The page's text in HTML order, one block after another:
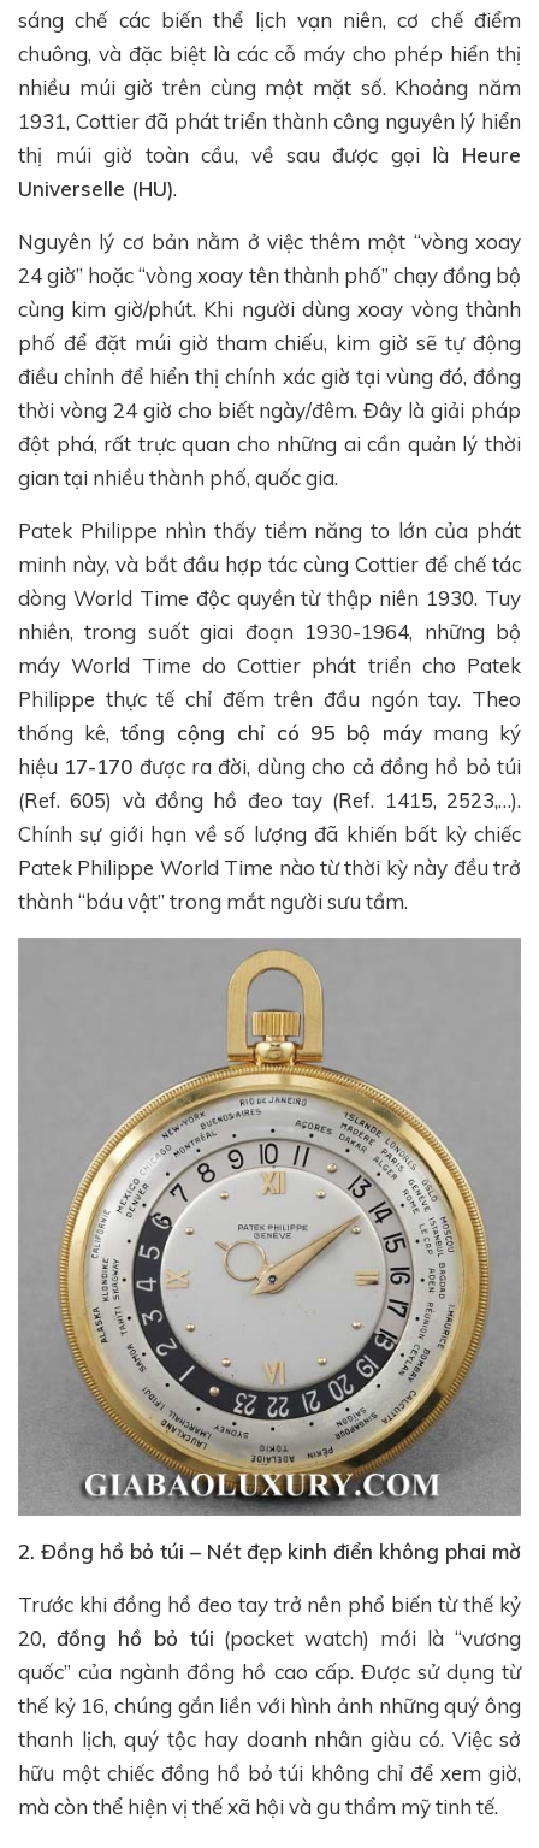
sáng chế các biến thể lịch vạn niên, cơ chế điểm
chuông, và đặc biệt là các cỗ máy cho phép hiển thị
nhiều múi giờ trên cùng một mặt số. Khoảng năm
1931, Cottier đã phát triển thành công nguyên lý hiển
thị múi giờ toàn cầu, về sau được gọi là Heure
Universelle (HU).
Nguyên lý cơ bản nằm ở việc thêm một “vòng xoay
24 giờ” hoặc “vòng xoay tên thành phố” chạy đồng bộ
cùng kim giờ/phút. Khi người dùng xoay vòng thành
phố để đặt múi giờ tham chiếu, kim giờ sẽ tự động
điều chỉnh để hiển thị chính xác giờ tại vùng đó, đồng
thời vòng 24 giờ cho biết ngày/đêm. Đây là giải pháp
đột phá, rất trực quan cho những ai cần quản lý thời
gian tại nhiều thành phố, quốc gia.
Patek Philippe nhìn thấy tiềm năng to lớn của phát
minh này, và bắt đầu hợp tác cùng Cottier để chế tác
dòng World Time độc quyền từ thập niên 1930. Tuy
nhiên, trong suốt giai đoạn 1930-1964, những bộ
máy World Time do Cottier phát triển cho Patek
Philippe thực tế chỉ đếm trên đầu ngón tay. Theo
thống kê, tổng cộng chỉ có 95 bộ máy mang ký
hiệu 17-170 được ra đời, dùng cho cả đồng hồ bỏ túi
(Ref. 605) và đồng hồ đeo tay (Ref. 1415, 2523,…).
Chính sự giới hạn về số lượng đã khiến bất kỳ chiếc
Patek Philippe World Time nào từ thời kỳ này đều trở
thành “báu vật” trong mắt người sưu tầm.
2. Đồng hồ bỏ túi – Nét đẹp kinh điển không phai mờ
Trước khi đồng hồ đeo tay trở nên phổ biến từ thế kỷ
20, đồng hồ bỏ túi (pocket watch) mới là “vương
quốc” của ngành đồng hồ cao cấp. Được sử dụng từ
thế kỷ 16, chúng gắn liền với hình ảnh những quý ông
thanh lịch, quý tộc hay doanh nhân giàu có. Việc sở
hữu một chiếc đồng hồ bỏ túi không chỉ để xem giờ,
mà còn thể hiện vị thế xã hội và gu thẩm mỹ tinh tế.